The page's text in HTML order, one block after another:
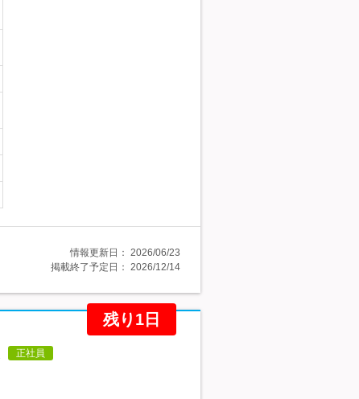
情報更新日： 2026/06/23
掲載終了予定日： 2026/12/14
残り1日
正社員